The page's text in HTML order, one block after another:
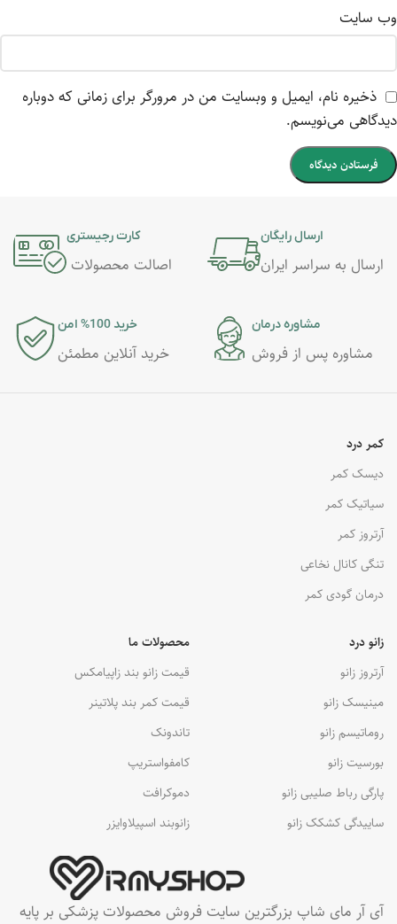
وب‌ سایت
ذخیره نام، ایمیل و وبسایت من در مرورگر برای زمانی که دوباره
دیدگاهی می‌نویسم.
ارسال رایگان
ارسال به سراسر ایران
کارت رجیستری
اصالت محصولات
مشاوره درمان
مشاوره پس از فروش
خرید 100% امن
خرید آنلاین مطمئن
آی آر مای شاپ بزرگترین سایت فروش محصولات پزشکی بر پایه
محصولات ما
قیمت زانو بند زاپیامکس
قیمت کمر بند پلاتینر
تاندونک
کامفواستریپ
دموکرافت
زانوبند اسپیلاوایزر
زانو درد
آرتروز زانو
مینیسک زانو
روماتیسم زانو
بورسیت زانو
پارگی رباط صلیبی زانو
ساییدگی کشکک زانو
کمر درد
دیسک کمر
سیاتیک کمر
آرتروز کمر
تنگی کانال نخاعی
درمان گودی کمر